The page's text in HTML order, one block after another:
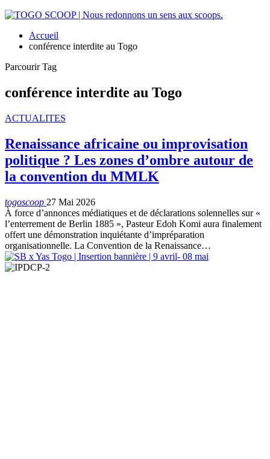
Accueil
conférence interdite au Togo
Parcourir Tag
conférence interdite au Togo
ACTUALITES
Renaissance africaine ou improvisation
politique ? Les zones d’ombre autour de
la convention du MMLK
togoscoop 27 Mai 2026
À force d’annonces médiatiques et de déclarations solennelles sur «
l’enterrement de Berlin 1885 », Pasteur Edoh Komi aura finalement
offert une démonstration inquiétante d’impréparation
organisationnelle. La Convention de la Renaissance…